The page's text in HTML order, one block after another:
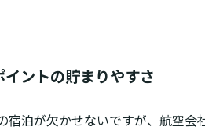
ントの貯まりやすさ
泊が欠かせないですが、航空会